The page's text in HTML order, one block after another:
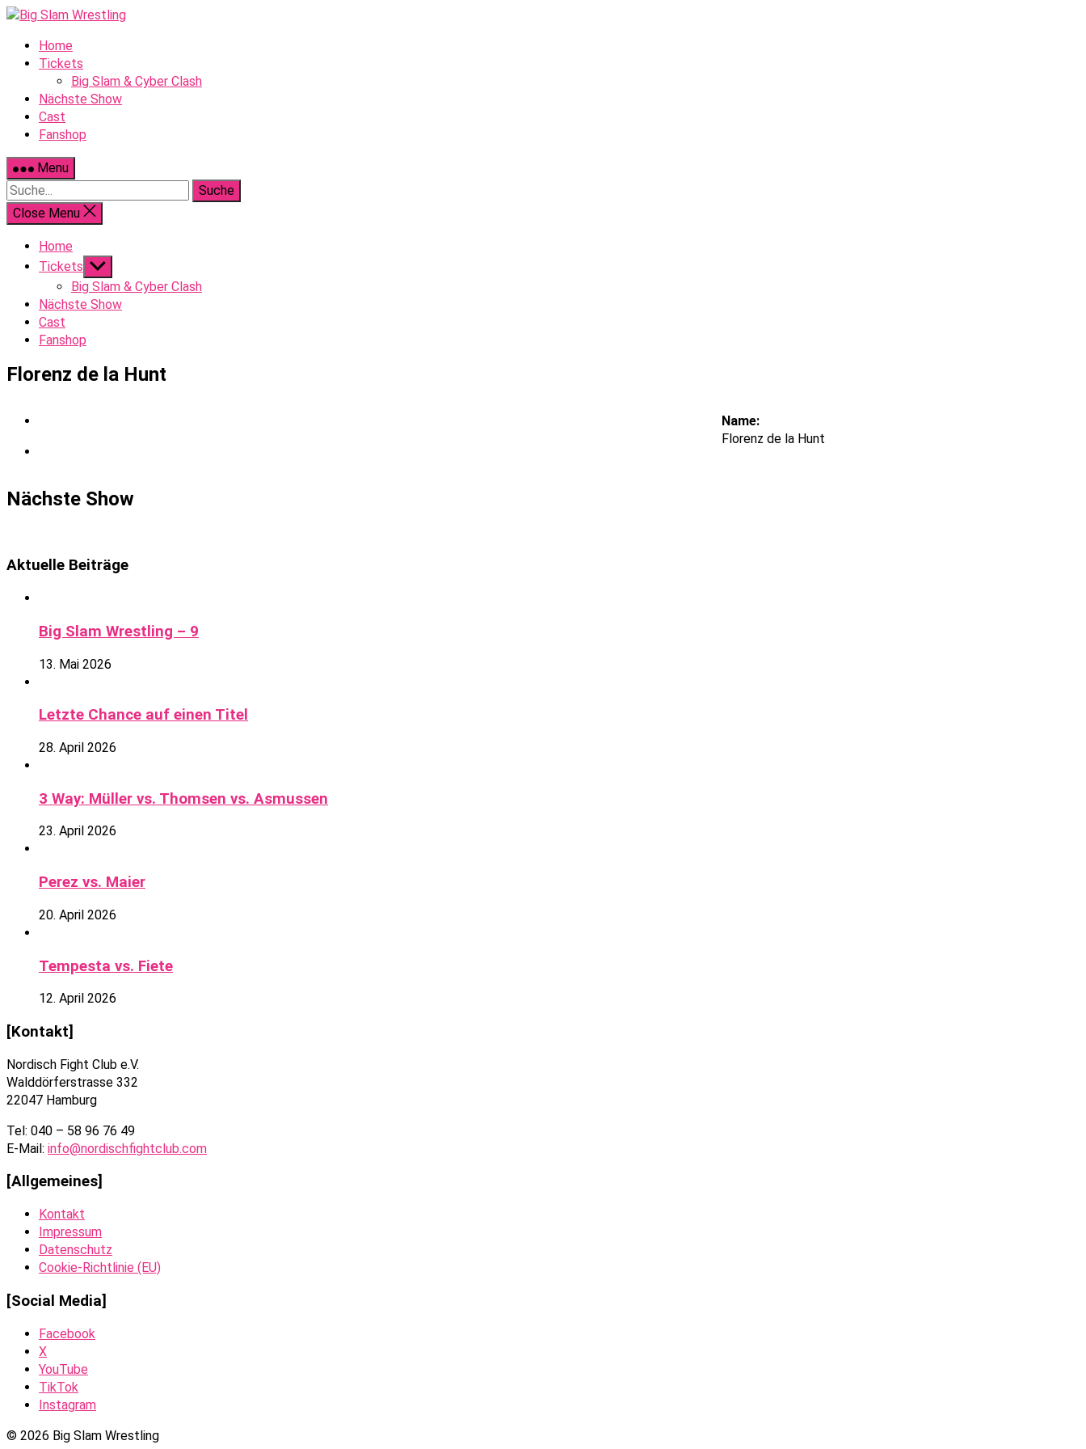
Skip
contentHome
Tickets
Big Slam & Cyber Clash
Nächste Show
Cast
Fanshop
Menu
Suche
Close Menu
Home
Tickets Show
sub
menu
Big Slam & Cyber Clash
Nächste Show
Cast
Fanshop
Florenz de la Hunt
Name:
Florenz de la Hunt
Nächste Show
Aktuelle Beiträge
Big Slam Wrestling – 9
13. Mai 2026
Letzte Chance auf einen Titel
28. April 2026
3 Way: Müller vs. Thomsen vs. Asmussen
23. April 2026
Perez vs. Maier
20. April 2026
Tempesta vs. Fiete
12. April 2026
[Kontakt]
Nordisch Fight Club e.V.
Walddörferstrasse 332
22047 Hamburg
Tel: 040 – 58 96 76 49
E-Mail: info@nordischfightclub.com
[Allgemeines]
Kontakt
Impressum
Datenschutz
Cookie-Richtlinie (EU)
[Social Media]
Facebook
X
YouTube
TikTok
Instagram
© 2026 Big Slam Wrestling